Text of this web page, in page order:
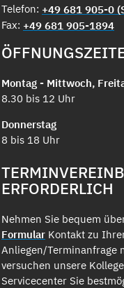
Telefon:
Fax: +49 681 905-1894
Montag - Mittwoch,
8.30 bis 12 Uhr
Donnerstag
8 bis 18 Uhr
ERFORDERLICH
Nehmen Sie bequem
Formular Kontakt zu
Anliegen/Terminanfrage
versuchen unsere
Servicecenter Sie